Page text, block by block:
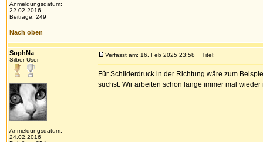
Anmeldungsdatum:
22.02.2016
Beiträge: 249
Nach oben
SophNa
Silber-User
Anmeldungsdatum:
24.02.2016
Verfasst am: 16. Feb 2025 23:58 Titel:
Für Schilderdruck in der Richtung wäre zum
suchst. Wir arbeiten schon lange immer mal